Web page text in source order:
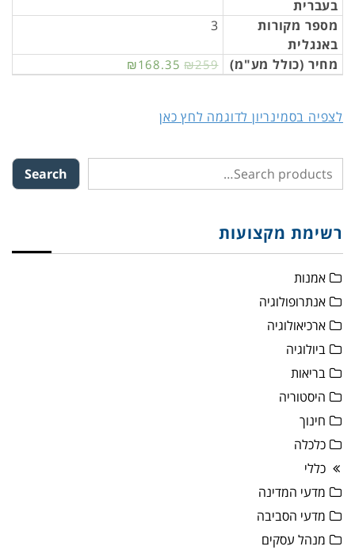
בעברית
מספר מקורות
באנגלית
3
מחיר (כולל מע"מ) ₪168.35 ₪259
לצפיה בסמינריון לדוגמה לחץ כאן
Search
רשימת מקצועות
אמנות
אנתרופולוגיה
ארכיאולוגיה
ביולוגיה
בריאות
היסטוריה
חינוך
כלכלה
כללי
מדעי המדינה
מדעי הסביבה
מנהל עסקים